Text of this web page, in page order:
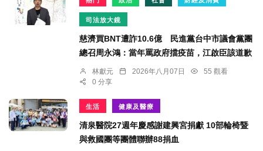
司法放大鏡
慈濟買BNT遭詐10.6億 民進黨台中市議會黨團
總召周永鴻：當年罵政府擋疫苗，江啟臣該道歉
林獻元 2026年八月07日
55 觀看
0 分享
生活 健康及醫療
清泉醫院27週年慶感謝建興宮捐獻 10部輪椅暨
與救國團等團體聯辦88捐血